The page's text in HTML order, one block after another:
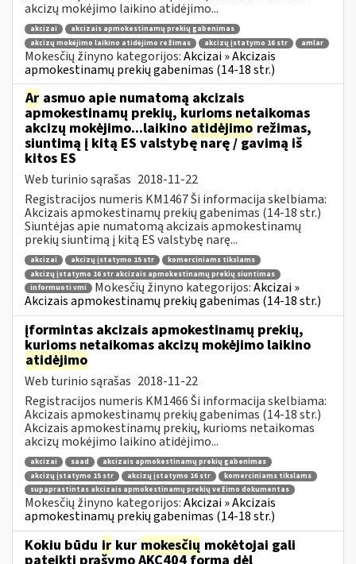
akcizų mokėjimo laikino atidėjimo...
akcizai
akcizais apmokestinamų prekių gabenimas
akcizų mokėjimo laikino atidėjimo režimas
akcizų įstatymo 16 str amlar
Mokesčių žinyno kategorijos:Akcizai » Akcizais
apmokestinamų prekių gabenimas (14-18 str.)
Ar asmuo apie numatomą akcizais
apmokestinamų prekių, kurioms netaikomas
akcizų mokėjimo...laikino atidėjimo režimas,
siuntimą į kitą ES valstybę narę / gavimą iš
kitos ES
Web turinio sąrašas 2018-11-22
Registracijos numeris KM1467 Ši informacija skelbiama:
Akcizais apmokestinamų prekių gabenimas (14-18 str.)
Siuntėjas apie numatomą akcizais apmokestinamų
prekių siuntimą į kitą ES valstybę narę...
akcizai akcizų įstatymo 15 str
komerciniams tikslams
akcizų įstatymo 16 str akcizais apmokestinamų prekių siuntimas
informuoti vmi
Mokesčių žinyno kategorijos:Akcizai »
Akcizais apmokestinamų prekių gabenimas (14-18 str.)
įformintas akcizais apmokestinamų prekių,
kurioms netaikomas akcizų mokėjimo laikino
atidėjimo
Web turinio sąrašas 2018-11-22
Registracijos numeris KM1466 Ši informacija skelbiama:
Akcizais apmokestinamų prekių gabenimas (14-18 str.)
Akcizais apmokestinamų prekių, kurioms netaikomas
akcizų mokėjimo laikino atidėjimo...
akcizai saad
akcizais apmokestinamų prekių gabenimas
akcizų įstatymo 15 str
akcizų įstatymo 16 str
komerciniams tikslams
supaprastintas akcizais apmokestinamų prekių vežimo dokumentas
Mokesčių žinyno kategorijos:Akcizai » Akcizais
apmokestinamų prekių gabenimas (14-18 str.)
Kokiu būdu ir kur mokesčių mokėtojai gali
pateikti prašymo AKC404 formą dėl